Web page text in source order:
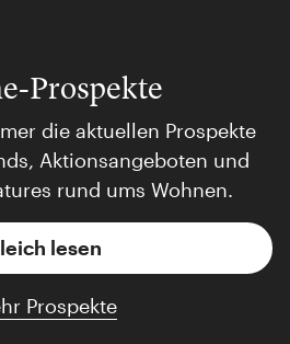
Prospekte
die aktuellen Prospekte
Aktionsangeboten und
rund ums Wohnen.
lesen
Prospekte